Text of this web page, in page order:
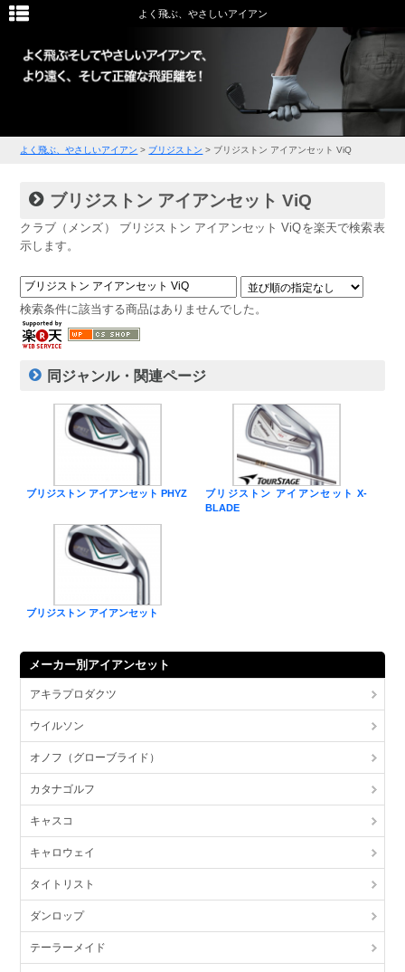
よく飛ぶ、やさしいアイアン
よく飛ぶ、やさしいアイアン > ブリジストン > ブリジストン アイアンセット ViQ
ブリジストン アイアンセット ViQ
クラブ（メンズ） ブリジストン アイアンセット ViQを楽天で検索表
示します。
検索条件に該当する商品はありませんでした。
同ジャンル・関連ページ
ブリジストン アイアンセット PHYZ
ブリジストン アイアンセット X-
BLADE
ブリジストン アイアンセット
メーカー別アイアンセット
アキラプロダクツ
ウイルソン
オノフ（グローブライド）
カタナゴルフ
キャスコ
キャロウェイ
タイトリスト
ダンロップ
テーラーメイド